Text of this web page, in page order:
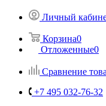
Личный
Корзина0
Отложенные0
Сравнение
+7 495 032-76-32